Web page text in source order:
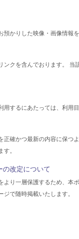
預かりした映像・画像情報
ンクを含んでおります。
用するにあたっては、利用
正確かつ最新の内容に保つ
。
の改定について
より一層保護するため、本
ジで随時掲載いたします。